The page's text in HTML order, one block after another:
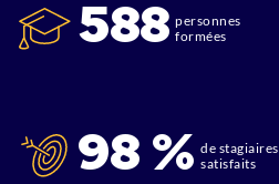
588 personnes
formées
98 % de stagiaires
satisfaits